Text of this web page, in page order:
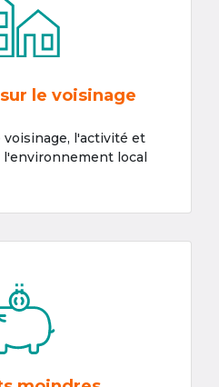
le voisinage
l'activité et
l'environnement local